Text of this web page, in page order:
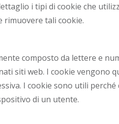
i tipi di cookie che
rimuovere tali cookie.
composto da lettere e
siti web. I cookie vengono
I cookie sono utili
di un utente.